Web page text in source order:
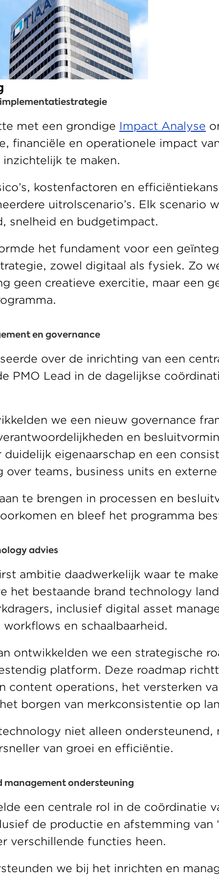
met een grondige Impact Analyse
financiële en operationele impact
te maken.
kostenfactoren en
uitrolscenario’s. Elk scenario
snelheid en budgetimpact.
het fundament voor een
zowel digitaal als fysiek. Zo
geen creatieve exercitie, maar een
en governance
over de inrichting van een
PMO Lead in de dagelijkse
we een nieuw governance
en
eigenaarschap en een
over teams, business units en
te brengen in processen en
en bleef het programma
advies
ambitie daadwerkelijk waar te
het bestaande brand technology
inclusief digital asset
en schaalbaarheid.
ontwikkelden we een strategische
platform. Deze roadmap
content operations, het versterken
borgen van merkconsistentie op
niet alleen ondersteunend,
van groei en efficiëntie.
management ondersteuning
een centrale rol in de coördinatie
de productie en afstemming van
verschillende functies heen.
we bij het inrichten en